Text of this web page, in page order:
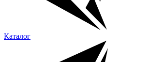
Каталог